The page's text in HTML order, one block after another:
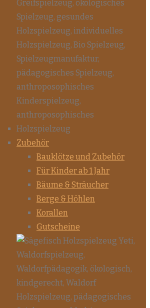
Zubehör
Bauklötze und Zubehör
Für Kinder ab 1 Jahr
Bäume & Sträucher
Berge & Höhlen
Korallen
Gutscheine